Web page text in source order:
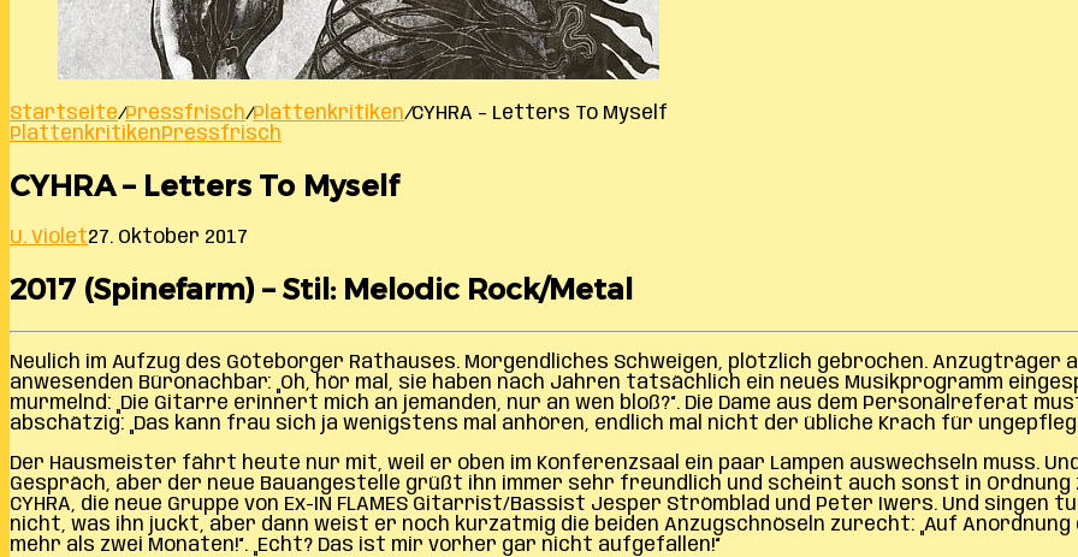
Startseite/Pressfrisch/Plattenkritiken/CYHRA – Letters To Myself
PlattenkritikenPressfrisch
CYHRA – Letters To Myself
U. Violet27. Oktober 2017
2017 (Spinefarm) – Stil: Melodic Rock/Metal
Neulich im Aufzug des Göteborger Rathauses. Morgendliches Schweigen, plötzlich gebrochen.
anwesenden Büronachbar: „Oh, hör mal, sie haben nach Jahren tatsächlich ein neues Musikprogramm
murmelnd: „Die Gitarre erinnert mich an jemanden, nur an wen bloß?“. Die Dame aus dem Personalreferat
abschätzig: „Das kann frau sich ja wenigstens mal anhören, endlich mal nicht der übliche Krach für
Der Hausmeister fährt heute nur mit, weil er oben im Konferenzsaal ein paar Lampen auswechseln muss.
Gespräch, aber der neue Bauangestelle grüßt ihn immer sehr freundlich und scheint auch sonst in Ordnung
CYHRA, die neue Gruppe von Ex-IN FLAMES Gitarrist/Bassist Jesper Strömblad und Peter Iwers. Und singen
nicht, was ihn juckt, aber dann weist er noch kurzatmig die beiden Anzugschnöseln zurecht: „Auf
mehr als zwei Monaten!“. „Echt? Das ist mir vorher gar nicht aufgefallen!“